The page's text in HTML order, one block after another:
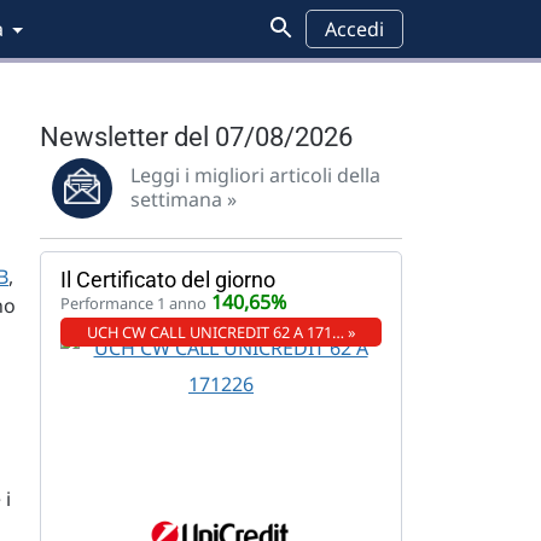
Accedi
,
i
Newsletter del 07/08/2026
Leggi i migliori articoli della
settimana »
Il Certificato del giorno
Performance 1 anno 140,65%
UCH CW CALL UNICREDIT 62 A 171… »